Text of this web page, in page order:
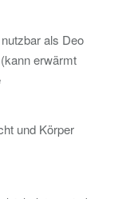
als Deo
erwärmt
und Körper